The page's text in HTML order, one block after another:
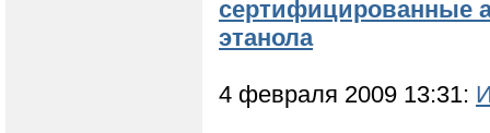
сертифицированные
этанола
4 февраля 2009 13:31: